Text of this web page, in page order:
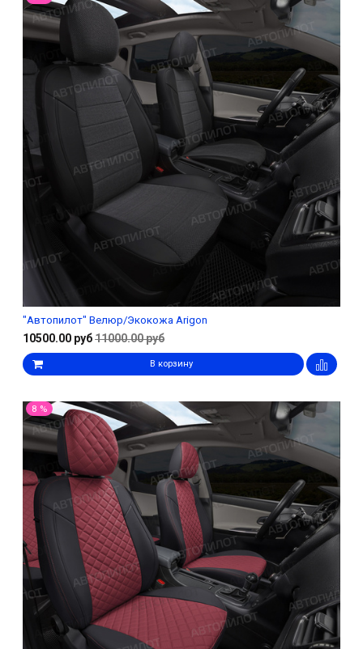
"Автопилот" Велюр/Экокожа Arigon
10500.00 руб11000.00 руб
В корзину
8 %